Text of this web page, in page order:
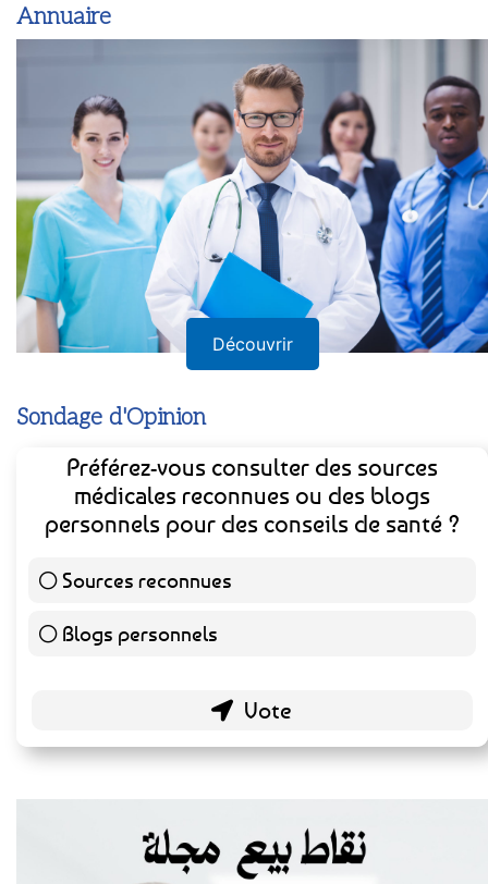
Annuaire
Découvrir
Sondage d'Opinion
Préférez-vous consulter des sources
médicales reconnues ou des blogs
personnels pour des conseils de santé ?
Sources reconnues
Blogs personnels